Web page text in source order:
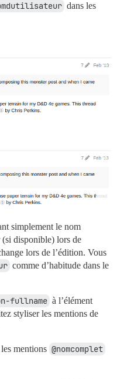
dans les
simplement le nom
(si disponible) lors de
lors de l’édition. Vous
comme d’habitude dans le
fullname à l’élément
styliser les mentions de
mentions @nomcomplet